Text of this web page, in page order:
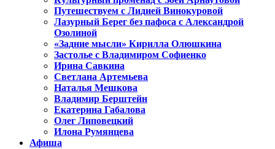
Путешествуем с Лидией Винокуровой
Лазурный Берег без пафоса с Александрой
Озолиной
«Задние мысли» Кирилла Олюшкина
Застолье с Владимиром Софиенко
Ирина Савкина
Светлана Артемьева
Наталья Мешкова
Владимир Берштейн
Екатерина Габалова
Олег Липовецкий
Илона Румянцева
Афиша